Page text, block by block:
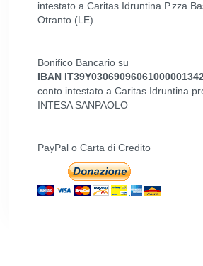
intestato a Caritas Idruntina P.zza
Otranto (LE)
Bonifico Bancario su
IBAN
conto intestato a Caritas Idruntina
INTESA SANPAOLO
PayPal o Carta di Credito